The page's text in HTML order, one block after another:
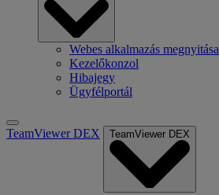
Webes alkalmazás megnyitása
Kezelőkonzol
Hibajegy
Ügyfélportál
TeamViewer DEX TeamViewer DEX